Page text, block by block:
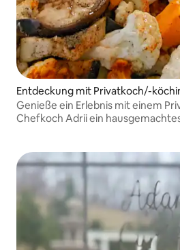
Entdeckung mit Privatkoch/-
Genieße ein Erlebnis mit einem
Chefkoch Adrii ein
unvergessliches kulinarisches